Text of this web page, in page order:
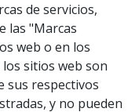
de servicios,
las "Marcas
web o en los
sitios web son
sus respectivos
y no pueden